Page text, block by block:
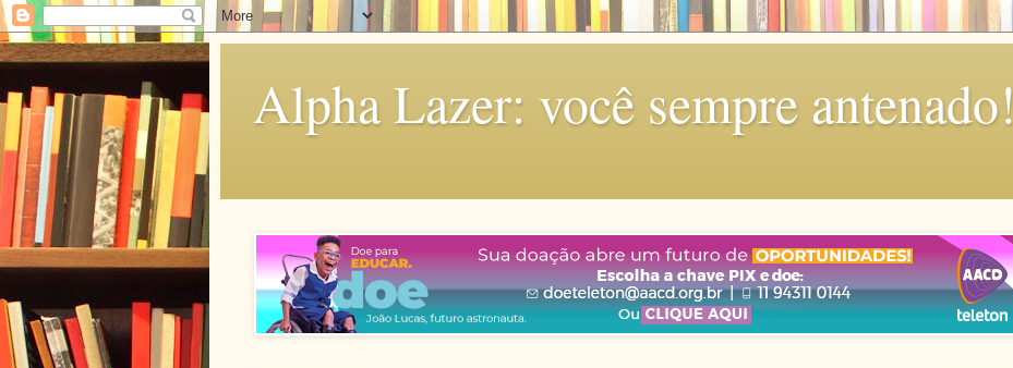
Alpha Lazer: você sempre antenado!